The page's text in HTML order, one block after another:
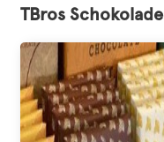
TBros Schokolade